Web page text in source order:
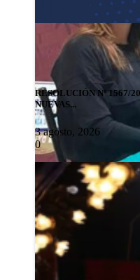
RESOLUCIÓN Nº 1567/
NUEVAS...
3 agosto, 2026
0